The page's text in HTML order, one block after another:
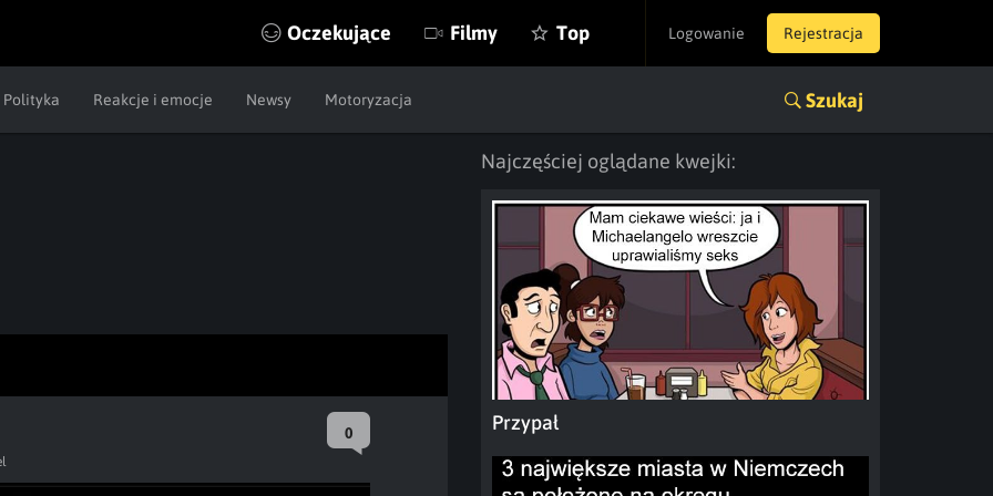
Logowanie Rejestracja
Oczekujące Filmy Top
Polityka Reakcje i emocje Newsy Motoryzacja Szukaj
0
Najczęściej oglądane kwejki:
Przypał